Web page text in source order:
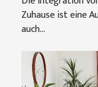
Zuhause ist eine
auch...